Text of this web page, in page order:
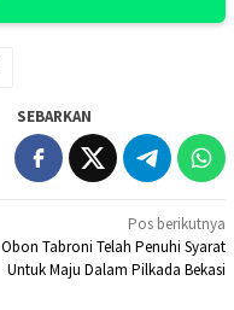
SEBARKAN
Pos berikutnya
Obon Tabroni Telah Penuhi Syarat
Untuk Maju Dalam Pilkada Bekasi